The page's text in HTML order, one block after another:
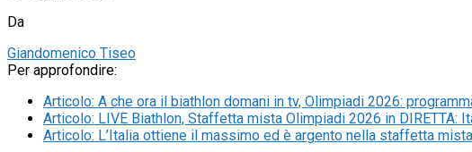
Da
Giandomenico Tiseo
Per approfondire:
Articolo: A che ora il biathlon domani in tv, Olimpiadi 2026:
Articolo: LIVE Biathlon, Staffetta mista Olimpiadi 2026 in DIRETTA:
Articolo: L’Italia ottiene il massimo ed è argento nella staffetta